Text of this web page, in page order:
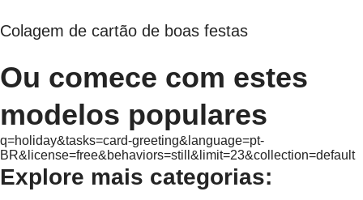
Colagem de cartão de boas festas
Ou comece com estes
modelos populares
q=holiday&tasks=card-greeting&language=pt-
BR&license=free&behaviors=still&limit=23&collection=default
Explore mais categorias: